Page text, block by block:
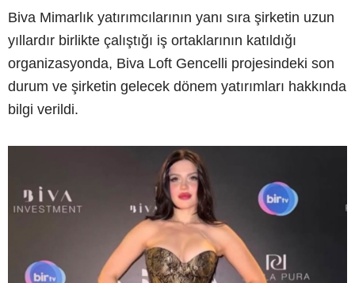
Biva Mimarlık yatırımcılarının yanı sıra şirketin uzun
yıllardır birlikte çalıştığı iş ortaklarının katıldığı
organizasyonda, Biva Loft Gencelli projesindeki son
durum ve şirketin gelecek dönem yatırımları hakkında
bilgi verildi.